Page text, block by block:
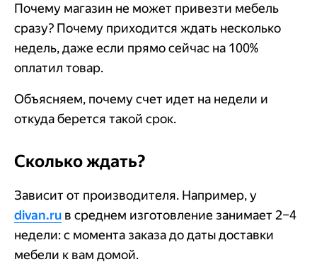
Почему магазин не может привезти мебель
сразу? Почему приходится ждать несколько
недель, даже если прямо сейчас на 100%
оплатил товар.
Объясняем, почему счет идет на недели и
откуда берется такой срок.
Сколько ждать?
Зависит от производителя. Например, у
divan.ru в среднем изготовление занимает 2–4
недели: с момента заказа до даты доставки
мебели к вам домой.